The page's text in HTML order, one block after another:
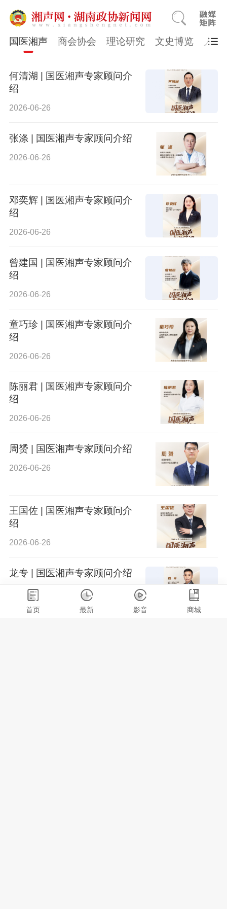
国医湘声 商会协会 理论研究 文史博览 人物
何清湖 | 国医湘声专家顾问介
绍
2026-06-26
张涤 | 国医湘声专家顾问介绍
2026-06-26
邓奕辉 | 国医湘声专家顾问介
绍
2026-06-26
曾建国 | 国医湘声专家顾问介
绍
2026-06-26
童巧珍 | 国医湘声专家顾问介
绍
2026-06-26
陈丽君 | 国医湘声专家顾问介
绍
2026-06-26
周赟 | 国医湘声专家顾问介绍
2026-06-26
王国佐 | 国医湘声专家顾问介
绍
2026-06-26
龙专 | 国医湘声专家顾问介绍
2026-06-26
首页 最新 影音 商城